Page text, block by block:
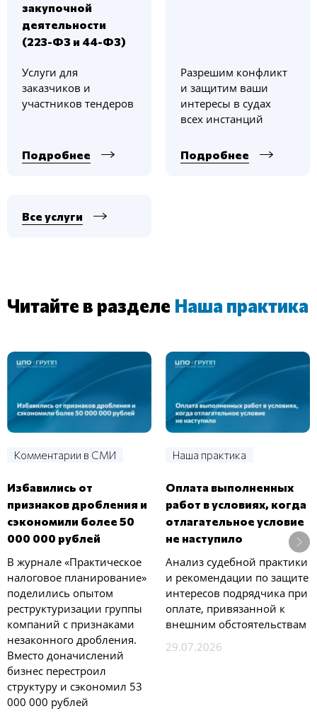
закупочной
деятельности
(223-ФЗ и 44-ФЗ)
Услуги для
заказчиков и
участников тендеров
Подробнее
Разрешим конфликт
и защитим ваши
интересы в судах
всех инстанций
Подробнее
Все услуги
Читайте в разделе Наша практика
Комментарии в СМИ
Избавились от
признаков дробления и
сэкономили более 50
000 000 рублей
В журнале «Практическое
налоговое планирование»
поделились опытом
реструктуризации группы
компаний с признаками
незаконного дробления.
Вместо доначислений
бизнес перестроил
структуру и сэкономил 53
000 000 рублей
Наша практика
Оплата выполненных
работ в условиях, когда
отлагательное условие
не наступило
Анализ судебной практики
и рекомендации по защите
интересов подрядчика при
оплате, привязанной к
внешним обстоятельствам
29.07.2026